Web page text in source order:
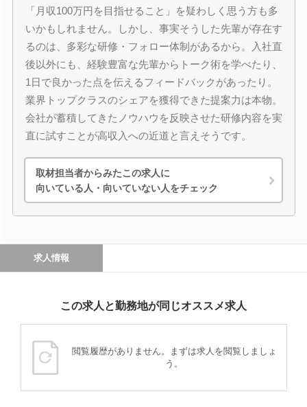
「月収100万円を目指せること」を疑わしく思う方も多
いかもしれません。しかし、事実そうした先輩が存在す
るのは、多彩な研修・フォロー体制があるから。入社直
後以外にも、経験豊富な先輩からトーク術を学べたり、
1日で良かった点を伝えるフィードバックがあったり。
業界トップクラスのシェアを獲得できた提案力は本物。
会社が蓄積してきたノウハウを反映させた研修内容を実
直に試すことが高収入への近道と言えそうです。
取材担当者からみたこの求人に
向いている人・向いていない人をチェック
求人情報
この求人と勤務地が同じオススメ求人
閲覧履歴がありません。まずは求人を閲覧しましょ
う。